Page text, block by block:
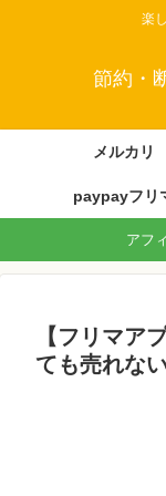
楽
節約・
メルカリ
paypayフリ
アフ
【フリマア
ても売れな